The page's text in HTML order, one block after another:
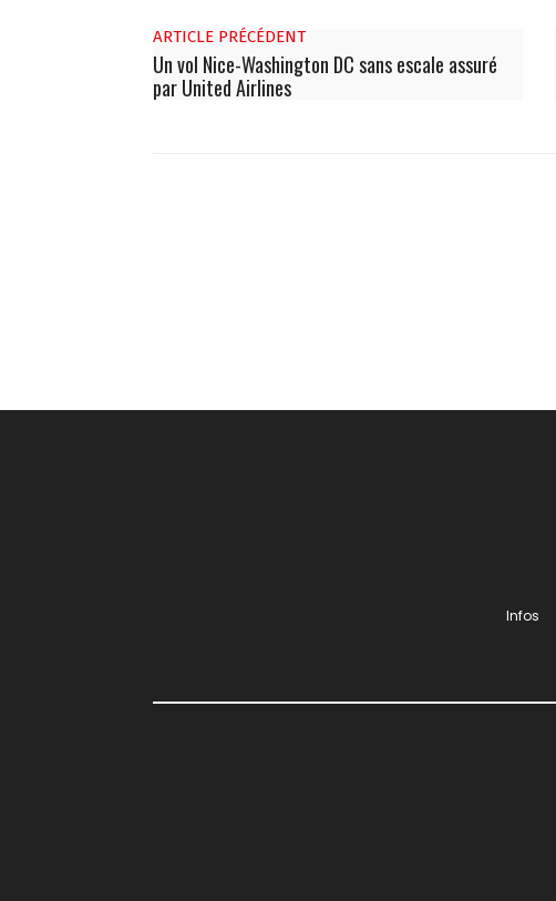
ARTICLE PRÉCÉDENT
Un vol Nice-Washington DC sans escale assuré
par United Airlines
Infos